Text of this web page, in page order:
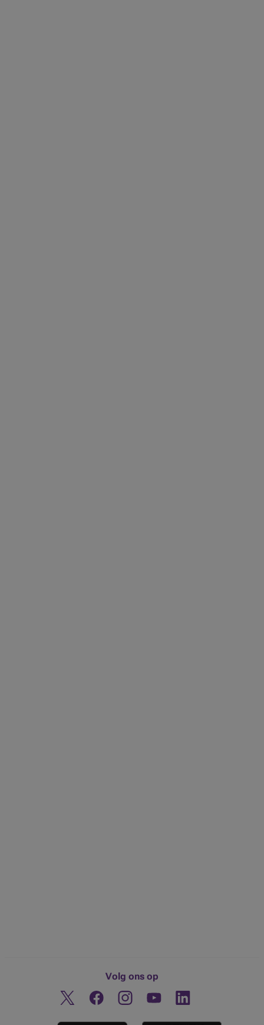
Volg ons op
Twitter FacebookInstagramOntdek ons YouTube-kanaal
Linkedin